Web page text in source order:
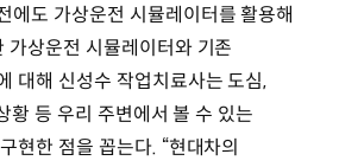
에도 가상운전 시뮬레이터를 활용해
가상운전 시뮬레이터와 기존
대해 신성수 작업치료사는 도심,
황 등 우리 주변에서 볼 수 있는
현한 점을 꼽는다. “현대차의